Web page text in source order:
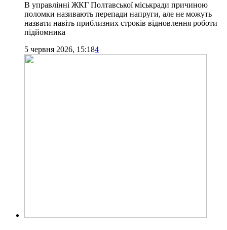
В управлінні ЖКГ Полтавської міськради причиною
поломки називають перепади напруги, але не можуть
назвати навіть приблизних строків відновлення роботи
підйомника
5 червня 2026, 15:184